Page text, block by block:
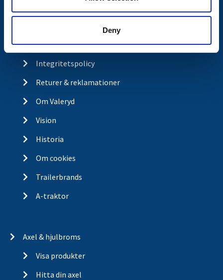
Deny
Köp- och returvillkor
Ångra köp
Integritetspolicy
Returer & reklamationer
Om Valeryd
Vision
Historia
Om cookies
Trailerbrands
A-traktor
Axel & hjulbroms
Visa produkter
Hitta din axel